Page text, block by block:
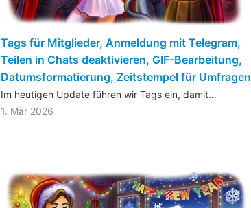
Tags für Mitglieder, Anmeldung mit Telegram,
Teilen in Chats deaktivieren, GIF-Bearbeitung,
Datumsformatierung, Zeitstempel für Umfragen
Im heutigen Update führen wir Tags ein, damit…
1. Mär 2026